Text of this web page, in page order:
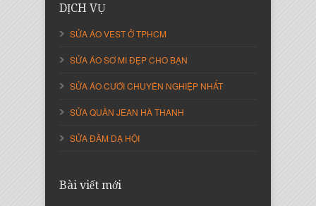
Giám Đốc Công ty An Vạn Thành
DỊCH VỤ
SỬA ÁO VEST Ở TPHCM
SỬA ÁO SƠ MI ĐẸP CHO BẠN
SỬA ÁO CƯỚI CHUYÊN NGHIỆP NHẤT
SỬA QUẦN JEAN HÀ THANH
SỬA ĐẦM DẠ HỘI
Bài viết mới